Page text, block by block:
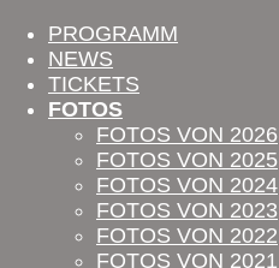
PROGRAMM
NEWS
TICKETS
FOTOS
FOTOS VON 2026
FOTOS VON 2025
FOTOS VON 2024
FOTOS VON 2023
FOTOS VON 2022
FOTOS VON 2021